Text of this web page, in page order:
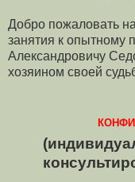
Добро пожаловать
занятия к опытному
Александровичу
хозяином своей